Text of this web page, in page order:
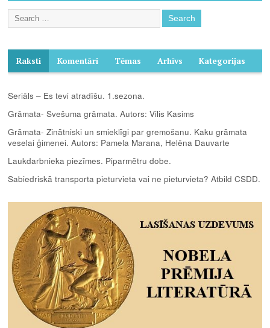
Raksti Komentāri Tēmas Arhīvs Kategorijas
Seriāls – Es tevi atradīšu. 1.sezona.
Grāmata- Svešuma grāmata. Autors: Vilis Kasims
Grāmata- Zinātniski un smieklīgi par gremošanu. Kaku grāmata
veselai ģimenei. Autors: Pamela Marana, Helēna Dauvarte
Laukdarbnieka piezīmes. Piparmētru dobe.
Sabiedriskā transporta pieturvieta vai ne pieturvieta? Atbild CSDD.